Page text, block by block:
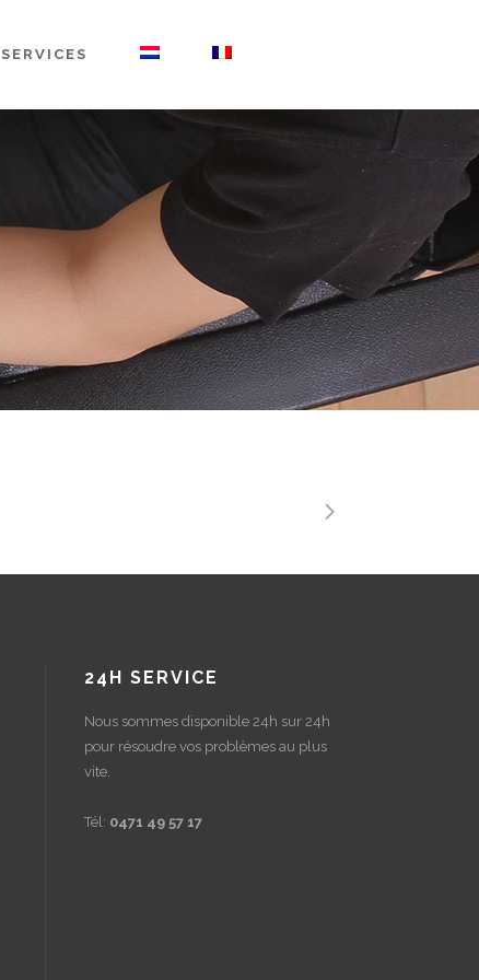
SERVICES
24H SERVICE
Nous sommes disponible 24h sur 24h
pour résoudre vos problèmes au plus
vite.
Tél: 0471 49 57 17